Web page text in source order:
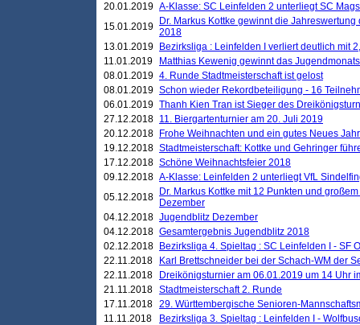
20.01.2019 A-Klasse: SC Leinfelden 2 unterliegt SC
15.01.2019
Dr. Markus Kottke gewinnt die
2018
13.01.2019
Bezirksliga : Leinfelden I verliert deutlich mit
11.01.2019
Matthias Kewenig gewinnt das
08.01.2019 4. Runde Stadtmeisterschaft ist gelost
08.01.2019 Schon wieder Rekordbeteiligung - 16
06.01.2019 Thanh Kien Tran ist Sieger des
27.12.2018 11. Biergartenturnier am 20. Juli 2019
20.12.2018
Frohe Weihnachten und ein gutes Neues
19.12.2018 Stadtmeisterschaft: Kottke und Gehringer
17.12.2018 Schöne Weihnachtsfeier 2018
09.12.2018 A-Klasse: Leinfelden 2 unterliegt VfL
05.12.2018
Dr. Markus Kottke mit 12 Punkten und
Dezember
04.12.2018 Jugendblitz Dezember
04.12.2018 Gesamtergebnis Jugendblitz 2018
02.12.2018
Bezirksliga 4. Spieltag : SC Leinfelden I - SF
22.11.2018
Karl Brettschneider bei der Schach-WM der
22.11.2018
Dreikönigsturnier am 06.01.2019 um 14 Uhr
21.11.2018 Stadtmeisterschaft 2. Runde
17.11.2018 29. Württembergische Senioren-
11.11.2018
Bezirksliga 3. Spieltag : Leinfelden I -